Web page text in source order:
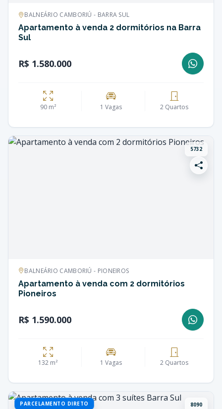
BALNEÁRIO CAMBORIÚ - BARRA SUL
Apartamento à venda 2 dormitórios na Barra
Sul
R$ 1.580.000
90 m² 1 Vagas 2 Quartos
5732
BALNEÁRIO CAMBORIÚ - PIONEIROS
Apartamento à venda com 2 dormitórios
Pioneiros
R$ 1.590.000
132 m² 1 Vagas 2 Quartos
PARCELAMENTO DIRETO 8090